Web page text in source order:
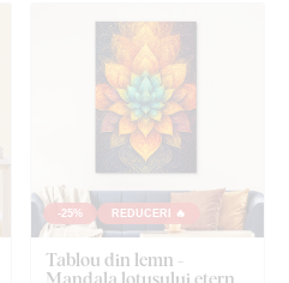
-25% REDUCERI 🔥
Tablou din lemn -
Mandala lotusului etern